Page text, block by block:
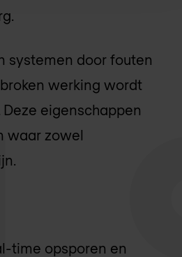
systemen door fouten
werking wordt
eigenschappen
waar zowel
time opsporen en